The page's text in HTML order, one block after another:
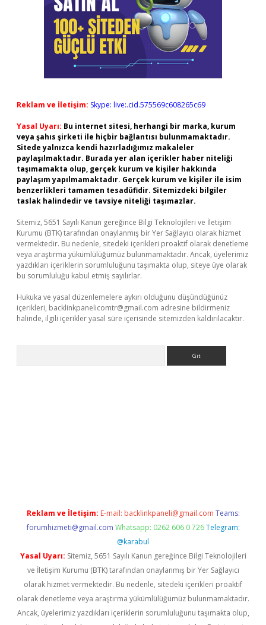
Reklam ve İletişim: Skype: live:.cid.575569c608265c69
Yasal Uyarı: Bu internet sitesi, herhangi bir marka, kurum
veya şahıs şirketi ile hiçbir bağlantısı bulunmamaktadır.
Sitede yalnızca kendi hazırladığımız makaleler
paylaşılmaktadır. Burada yer alan içerikler haber niteliği
taşımamakta olup, gerçek kurum ve kişiler hakkında
paylaşım yapılmamaktadır. Gerçek kurum ve kişiler ile isim
benzerlikleri tamamen tesadüfidir. Sitemizdeki bilgiler
taslak halindedir ve tavsiye niteliği taşımazlar.
Sitemiz, 5651 Sayılı Kanun gereğince Bilgi Teknolojileri ve İletişim
Kurumu (BTK) tarafından onaylanmış bir Yer Sağlayıcı olarak hizmet
vermektedir. Bu nedenle, sitedeki içerikleri proaktif olarak denetleme
veya araştırma yükümlülüğümüz bulunmamaktadır. Ancak, üyelerimiz
yazdıkları içeriklerin sorumluluğunu taşımakta olup, siteye üye olarak
bu sorumluluğu kabul etmiş sayılırlar.
Hukuka ve yasal düzenlemelere aykırı olduğunu düşündüğünüz
içerikleri, backlinkpanelicomtr@gmail.com adresine bildirmeniz
halinde, ilgili içerikler yasal süre içerisinde sitemizden kaldırılacaktır.
Reklam ve İletişim: E-mail: backlinkpaneli@gmail.com Teams:
forumhizmeti@gmail.com Whatsapp: 0262 606 0 726 Telegram:
@karabul
Yasal Uyarı: Sitemiz, 5651 Sayılı Kanun gereğince Bilgi Teknolojileri
ve İletişim Kurumu (BTK) tarafından onaylanmış bir Yer Sağlayıcı
olarak hizmet vermektedir. Bu nedenle, sitedeki içerikleri proaktif
olarak denetleme veya araştırma yükümlülüğümüz bulunmamaktadır.
Ancak, üyelerimiz yazdıkları içeriklerin sorumluluğunu taşımakta olup,